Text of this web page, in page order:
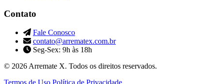
Contato
Fale Conosco
contato@arrematex.com.br
Seg-Sex: 9h às 18h
© 2026 Arremate X. Todos os direitos reservados.
Termos de Uso Política de Privacidade